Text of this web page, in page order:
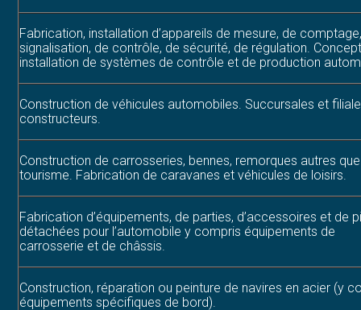
Fabrication, installation d’appareils de mesure, de
signalisation, de contrôle, de sécurité, de régulation.
installation de systèmes de contrôle et de production
Construction de véhicules automobiles. Succursales et
constructeurs.
Construction de carrosseries, bennes, remorques autres
tourisme. Fabrication de caravanes et véhicules de loisirs.
Fabrication d’équipements, de parties, d’accessoires et de
détachées pour l’automobile y compris équipements de
carrosserie et de châssis.
Construction, réparation ou peinture de navires en acier (y
équipements spécifiques de bord).